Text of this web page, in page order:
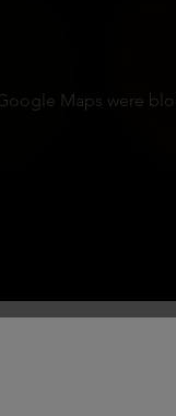
Maps were